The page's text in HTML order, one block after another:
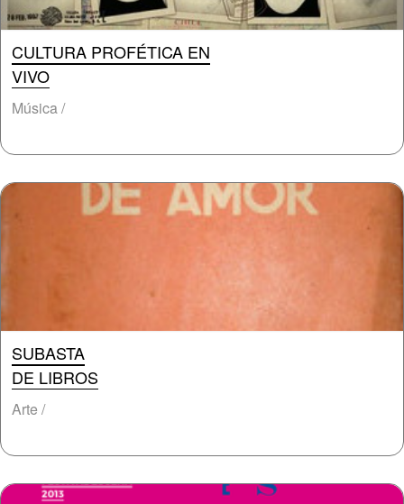
CULTURA PROFÉTICA EN
VIVO
Música /
SUBASTA
DE LIBROS
Arte /